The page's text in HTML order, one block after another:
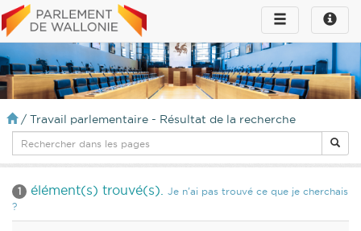
Toggle
infos
Toggle
navigation
/ Travail parlementaire - Résultat de la recherche
1 élément(s) trouvé(s). Je n'ai pas trouvé ce que je cherchais
?